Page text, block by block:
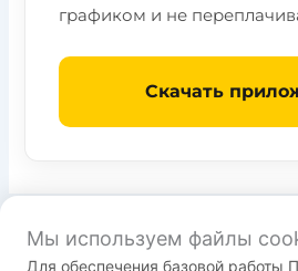
графиком и не
Скачать
Мы используем файлы
Для обеспечения базовой работы